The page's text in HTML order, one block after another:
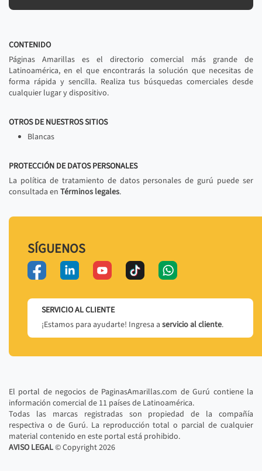
CONTENIDO
Páginas Amarillas es el directorio comercial más grande de
Latinoamérica, en el que encontrarás la solución que necesitas de
forma rápida y sencilla. Realiza tus búsquedas comerciales desde
cualquier lugar y dispositivo.
OTROS DE NUESTROS SITIOS
Blancas
PROTECCIÓN DE DATOS PERSONALES
La política de tratamiento de datos personales de gurú puede ser
consultada en Términos legales.
SÍGUENOS
SERVICIO AL CLIENTE
¡Estamos para ayudarte! Ingresa a servicio al cliente.
El portal de negocios de PaginasAmarillas.com de Gurú contiene la
información comercial de 11 países de Latinoamérica.
Todas las marcas registradas son propiedad de la compañía
respectiva o de Gurú. La reproducción total o parcial de cualquier
material contenido en este portal está prohibido.
AVISO LEGAL© Copyright2026